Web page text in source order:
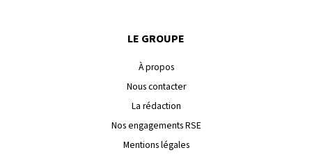
LE GROUPE
À propos
Nous contacter
La rédaction
Nos engagements RSE
Mentions légales